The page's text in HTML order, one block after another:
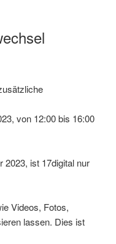
von 12:00 bis 16:00
2023, ist 17digital nur
Videos, Fotos,
lassen. Dies ist